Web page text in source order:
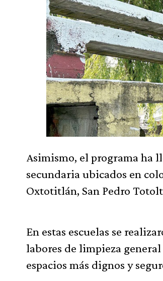
Asimismo, el programa ha
secundaria ubicados en
Oxtotitlán, San Pedro
En estas escuelas se
labores de limpieza
espacios más dignos y